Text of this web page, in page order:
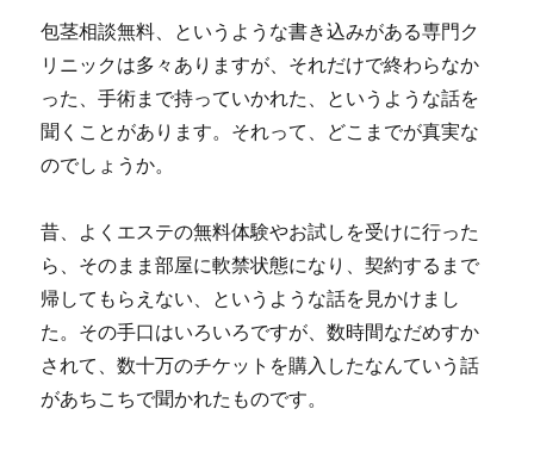
包茎相談無料、というような書き込みがある専門ク
リニックは多々ありますが、それだけで終わらなか
った、手術まで持っていかれた、というような話を
聞くことがあります。それって、どこまでが真実な
のでしょうか。
昔、よくエステの無料体験やお試しを受けに行った
ら、そのまま部屋に軟禁状態になり、契約するまで
帰してもらえない、というような話を見かけまし
た。その手口はいろいろですが、数時間なだめすか
されて、数十万のチケットを購入したなんていう話
があちこちで聞かれたものです。